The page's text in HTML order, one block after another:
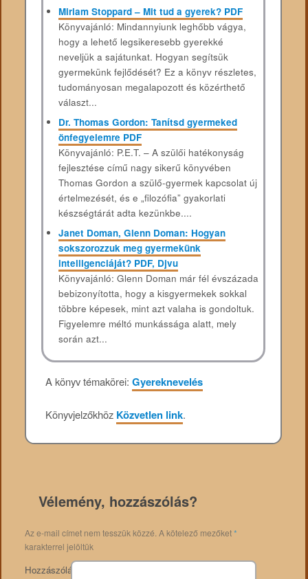
Miriam Stoppard – Mit tud a gyerek? PDF
Könyvajánló: Mindannyiunk leghőbb vágya,
hogy a lehető legsikeresebb gyerekké
neveljük a sajátunkat. Hogyan segítsük
gyermekünk fejlődését? Ez a könyv részletes,
tudományosan megalapozott és közérthető
választ...
Dr. Thomas Gordon: Tanítsd gyermeked
önfegyelemre PDF
Könyvajánló: P.E.T. – A szülői hatékonyság
fejlesztése című nagy sikerű könyvében
Thomas Gordon a szülő-gyermek kapcsolat új
értelmezését, és e „filozófia” gyakorlati
készségtárát adta kezünkbe....
Janet Doman, Glenn Doman: Hogyan
sokszorozzuk meg gyermekünk
intelligenciáját? PDF, Djvu
Könyvajánló: Glenn Doman már fél évszázada
bebizonyította, hogy a kisgyermekek sokkal
többre képesek, mint azt valaha is gondoltuk.
Figyelemre méltó munkássága alatt, mely
során azt...
A könyv témakörei:Gyereknevelés
Könyvjelzőkhöz Közvetlen link.
Vélemény, hozzászólás?
Az e-mail címet nem tesszük közzé.A kötelező mezőket*
karakterrel jelöltük
Hozzászólás